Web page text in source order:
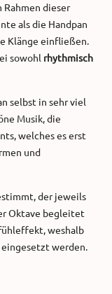
Rahmen dieser
als die Handpan
Klänge einfließen.
sowohl rhythmisch
selbst in sehr viel
Musik, die
welches es erst
und
der jeweils
Oktave begleitet
weshalb
eingesetzt werden.